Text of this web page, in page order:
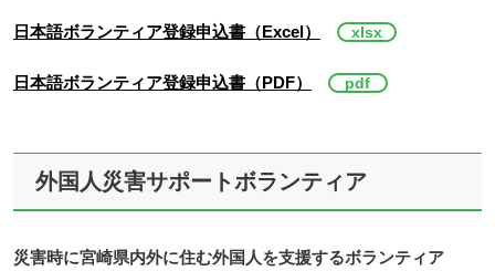
日本語ボランティア登録申込書（Excel）
日本語ボランティア登録申込書（PDF）
外国人災害サポートボランティア
災害時に宮崎県内外に住む外国人を支援するボランティア